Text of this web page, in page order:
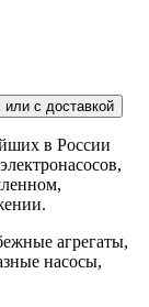
или с доставкой
в России
агрегаты,
насосы,